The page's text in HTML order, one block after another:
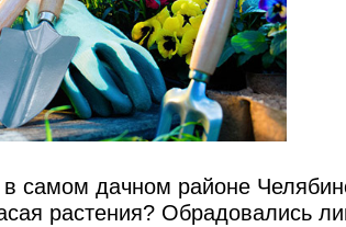
самом дачном районе
растения? Обрадовались